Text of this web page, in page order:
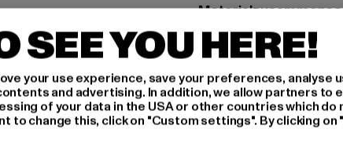
Art.Nr: 60000088-
Hersteller: Urban
Schanzenstraße 41 |
SEE YOU HERE!
your use experience, save your preferences, analyse
and advertising. In addition, we allow partners to
of your data in the USA or other countries which do
to change this, click on "Custom settings". By clicking